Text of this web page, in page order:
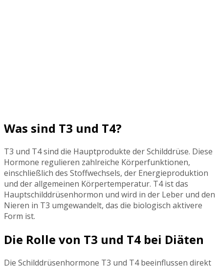
Was sind T3 und T4?
T3 und T4 sind die Hauptprodukte der Schilddrüse. Diese
Hormone regulieren zahlreiche Körperfunktionen,
einschließlich des Stoffwechsels, der Energieproduktion
und der allgemeinen Körpertemperatur. T4 ist das
Hauptschilddrüsenhormon und wird in der Leber und den
Nieren in T3 umgewandelt, das die biologisch aktivere
Form ist.
Die Rolle von T3 und T4 bei Diäten
Die Schilddrüsenhormone T3 und T4 beeinflussen direkt